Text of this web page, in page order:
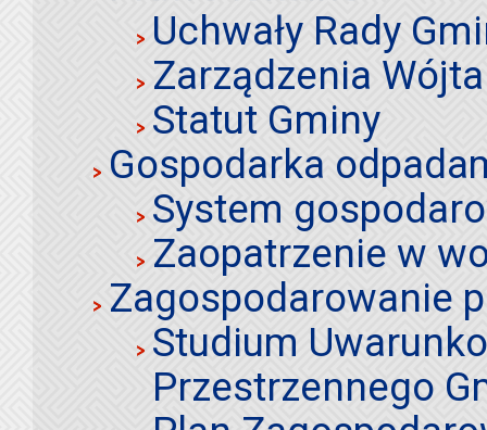
Uchwały Rady
Zarządzenia Wójta
Statut Gminy
Gospodarka
System
Zaopatrzenie w
Zagospodarowanie
Studium
Przestrzennego